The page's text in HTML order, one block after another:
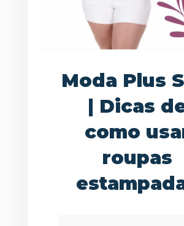
Moda Plus
| Dicas
como
roupas